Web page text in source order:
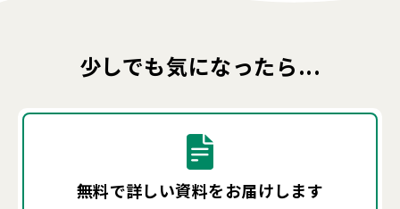
少しでも気になったら...
無料で詳しい資料をお届けします